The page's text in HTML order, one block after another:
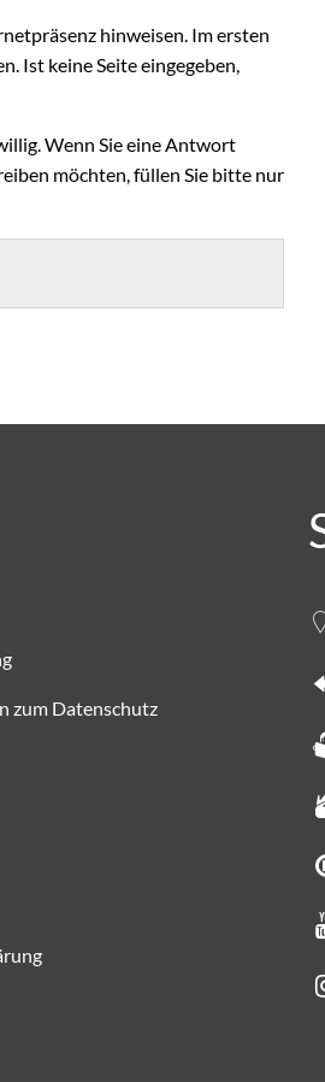
hinweisen. Im ersten
Ist keine Seite eingegeben,
Wenn Sie eine Antwort
möchten, füllen Sie bitte nur
zum Datenschutz